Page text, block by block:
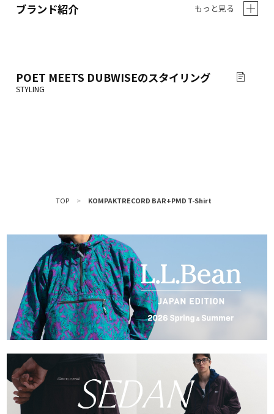
ブランド紹介 もっと見る
POET MEETS DUBWISEのスタイリング
TOP > KOMPAKTRECORD BAR+PMD T-Shirt